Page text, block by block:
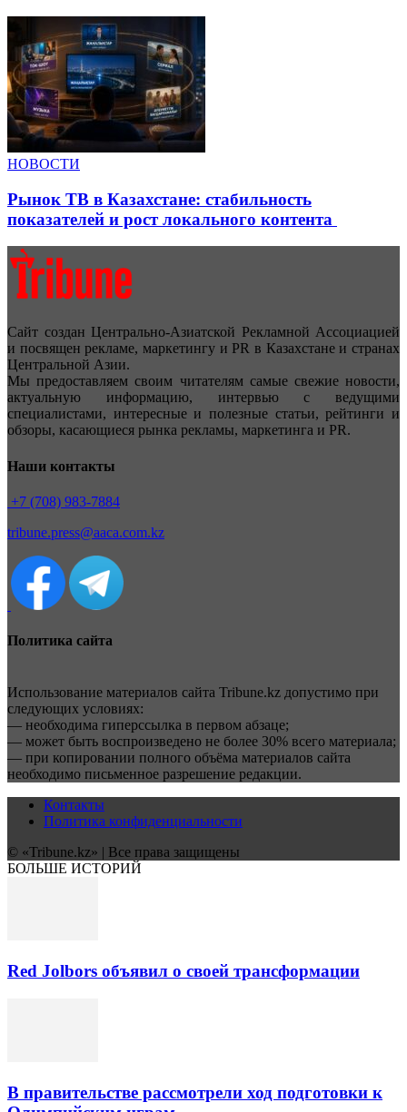
НОВОСТИ
Рынок ТВ в Казахстане: стабильность
показателей и рост локального контента
Сайт создан Центрально-Азиатской Рекламной Ассоциацией
и посвящен рекламе, маркетингу и PR в Казахстане и странах
Центральной Азии.
Мы предоставляем своим читателям самые свежие новости,
актуальную информацию, интервью с ведущими
специалистами, интересные и полезные статьи, рейтинги и
обзоры, касающиеся рынка рекламы, маркетинга и PR.
Наши контакты
+7 (708) 983-7884
tribune.press@aaca.com.kz
Политика сайта
Использование материалов сайта Tribune.kz допустимо при
следующих условиях:
— необходима гиперссылка в первом абзаце;
— может быть воспроизведено не более 30% всего материала;
— при копировании полного объёма материалов сайта
необходимо письменное разрешение редакции.
Контакты
Политика конфиденциальности
© «Tribune.kz» | Все права защищены
БОЛЬШЕ ИСТОРИЙ
Red Jolbors объявил о своей трансформации
В правительстве рассмотрели ход подготовки к